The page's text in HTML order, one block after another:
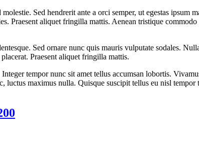
Sed hendrerit ante a orci semper, ut egestas ipsum
Praesent aliquet fringilla mattis. Aenean tristique
Sed ornare nunc quis mauris vulputate sodales.
Praesent aliquet fringilla mattis.
tempor nunc sit amet tellus accumsan lobortis.
luctus maximus nulla. Quisque suscipit tellus eu nisl